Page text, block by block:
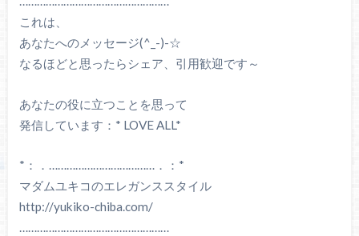
これは、
あなたへのメッセージ(^_-)-☆
なるほどと思ったらシェア、引用歓迎です～
あなたの役に立つことを思って
発信しています：* LOVE ALL*
*：．………………………………．：*
マダムユキコのエレガンススタイル
http://yukiko-chiba.com/
……………………………………………